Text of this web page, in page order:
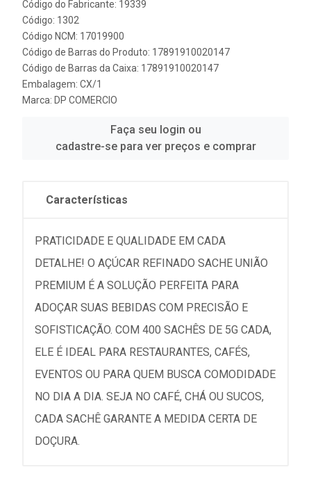
Código do Fabricante: 19339
Código: 1302
Código NCM: 17019900
Código de Barras do Produto: 17891910020147
Código de Barras da Caixa: 17891910020147
Embalagem: CX/1
Marca: DP COMERCIO
Faça seu login ou
cadastre-se para ver preços e comprar
Características
PRATICIDADE E QUALIDADE EM CADA
DETALHE! O AÇÚCAR REFINADO SACHE UNIÃO
PREMIUM É A SOLUÇÃO PERFEITA PARA
ADOÇAR SUAS BEBIDAS COM PRECISÃO E
SOFISTICAÇÃO. COM 400 SACHÊS DE 5G CADA,
ELE É IDEAL PARA RESTAURANTES, CAFÉS,
EVENTOS OU PARA QUEM BUSCA COMODIDADE
NO DIA A DIA. SEJA NO CAFÉ, CHÁ OU SUCOS,
CADA SACHÊ GARANTE A MEDIDA CERTA DE
DOÇURA.